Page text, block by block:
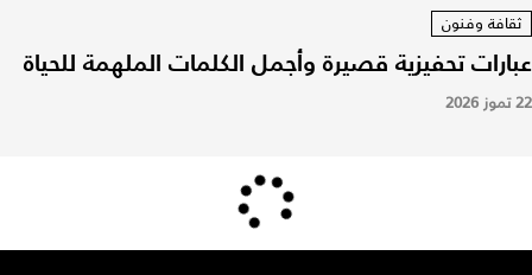
ثقافة وفنون
عبارات تحفيزية قصيرة وأجمل الكلمات الملهمة للحياة
22 تموز 2026